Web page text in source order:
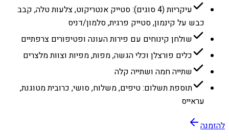
עיקריות (4 סוגים): סטייק אנטריקוט, צלעות טלה, קבב
כבש על קינמון, סטייק פרגית, סלמון/דניס
שולחן קינוחים עם פירות העונה ופטיפורים צרפתיים
כלים פורצלן וכלי הגשה, מפות, מפיות וצוות מלצרים
שתייה חמה ושתייה קלה
תוספת תשלום: טיפים, משלוח, סושי, כרובית מטוגנת,
עראייס
להזמנה